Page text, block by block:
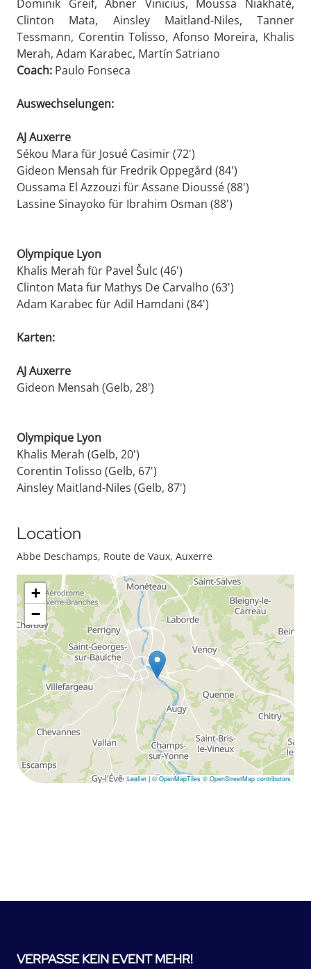
Dominik Greif, Abner Vinicius, Moussa Niakhaté,
Clinton Mata, Ainsley Maitland-Niles, Tanner
Tessmann, Corentin Tolisso, Afonso Moreira, Khalis
Merah, Adam Karabec, Martín Satriano
Coach: Paulo Fonseca
Auswechselungen:
AJ Auxerre
Sékou Mara für Josué Casimir (72')
Gideon Mensah für Fredrik Oppegård (84')
Oussama El Azzouzi für Assane Dioussé (88')
Lassine Sinayoko für Ibrahim Osman (88')
Olympique Lyon
Khalis Merah für Pavel Šulc (46')
Clinton Mata für Mathys De Carvalho (63')
Adam Karabec für Adil Hamdani (84')
Karten:
AJ Auxerre
Gideon Mensah (Gelb, 28')
Olympique Lyon
Khalis Merah (Gelb, 20')
Corentin Tolisso (Gelb, 67')
Ainsley Maitland-Niles (Gelb, 87')
Location
Abbe Deschamps, Route de Vaux, Auxerre
+
−
Leaflet | © OpenMapTiles © OpenStreetMap contributors
VERPASSE KEIN EVENT MEHR!